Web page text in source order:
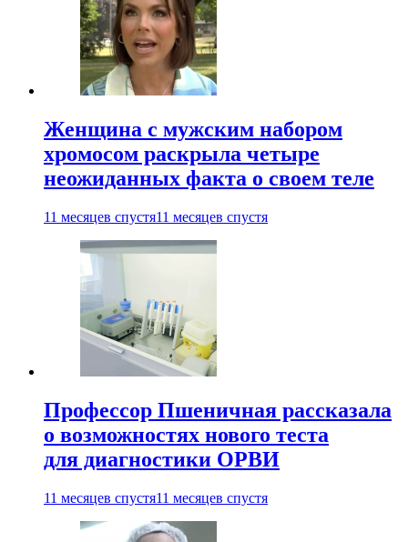
Женщина с мужским набором
хромосом раскрыла четыре
неожиданных факта о своем теле
11 месяцев спустя11 месяцев спустя
Профессор Пшеничная рассказала
о возможностях нового теста
для диагностики ОРВИ
11 месяцев спустя11 месяцев спустя